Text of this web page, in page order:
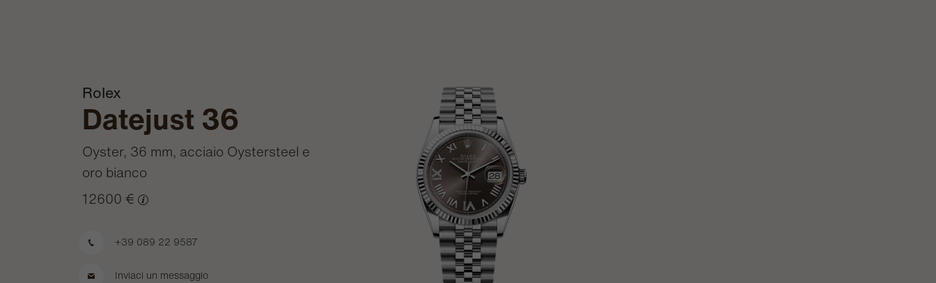
Rolex
Datejust 36
Oyster, 36 mm, acciaio Oystersteel e
oro bianco
12600 €
+39 089 22 9587
Inviaci un messaggio